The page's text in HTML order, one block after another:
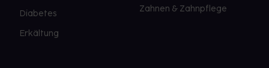
Diabetes
Erkältung
Zahnen & Zahnpflege